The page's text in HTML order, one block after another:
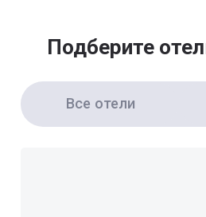
Подберите
Все отели